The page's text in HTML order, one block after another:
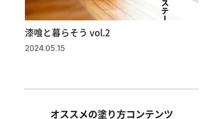
漆喰と暮らそう vol.2
2024.05.15
オススメの塗り方コンテンツ